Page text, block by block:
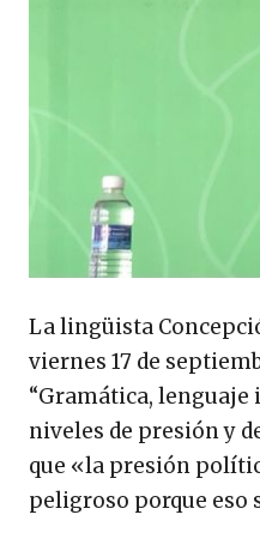
La lingüista
viernes 17 de
“Gramática, lenguaje
niveles de presión y
que «la presión
peligroso porque eso